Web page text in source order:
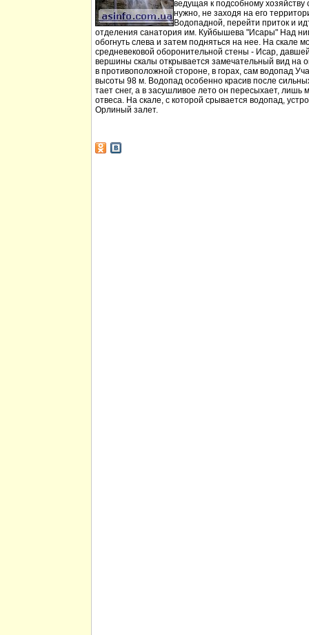
ведущая к подсобному
нужно, не заходя на его
Водопадной, перейти приток и
отделения санатория им. Куйбышева "Исары" Над
обогнуть слева и затем подняться на нее. На скале
средневековой оборонительной стены - Исар,
вершины скалы открывается замечательный вид на
в противоположной стороне, в горах, сам водопад
высоты 98 м. Водопад особенно красив после
тает снег, а в засушливое лето он пересыхает, лишь
отвеса. На скале, с которой срывается водопад,
Орлиный залет.